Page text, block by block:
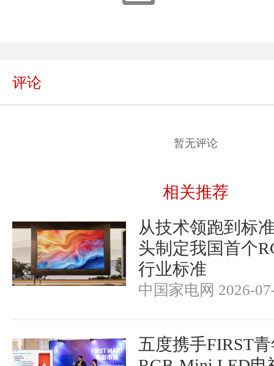
评论
暂无评论
相关推荐
从技术领跑到标
头制定我国首个
行业标准
中国家电网 2026-
五度携手FIRST